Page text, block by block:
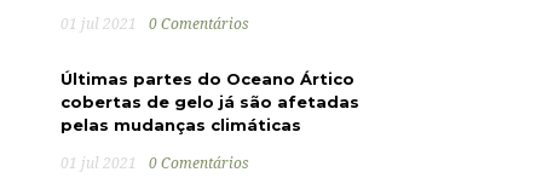
01 jul 2021 0 Comentários
Últimas partes do Oceano Ártico
cobertas de gelo já são afetadas
pelas mudanças climáticas
01 jul 2021 0 Comentários